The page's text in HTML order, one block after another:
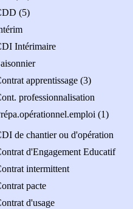
(5)
Intérimaire
apprentissage (3)
professionnalisation
(1)
de chantier ou d'opération
d'Engagement Educatif
intermittent
pacte
d'usage